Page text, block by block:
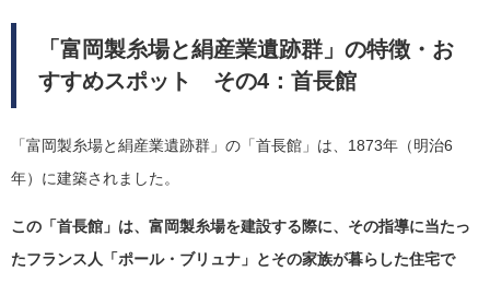
「富岡製糸場と絹産業遺跡群」の特徴・お
すすめスポット その4：首長館
「富岡製糸場と絹産業遺跡群」の「首長館」は、1873年（明治6
年）に建築されました。
この「首長館」は、富岡製糸場を建設する際に、その指導に当たっ
たフランス人「ポール・ブリュナ」とその家族が暮らした住宅で